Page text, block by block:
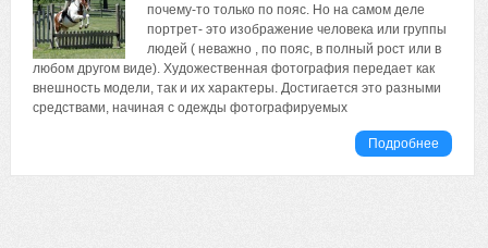
почему-то только по пояс. Но на самом деле
портрет- это изображение человека или группы
людей ( неважно , по пояс, в полный рост или в
любом другом виде). Художественная фотография передает как
внешность модели, так и их характеры. Достигается это разными
средствами, начиная с одежды фотографируемых
Подробнее